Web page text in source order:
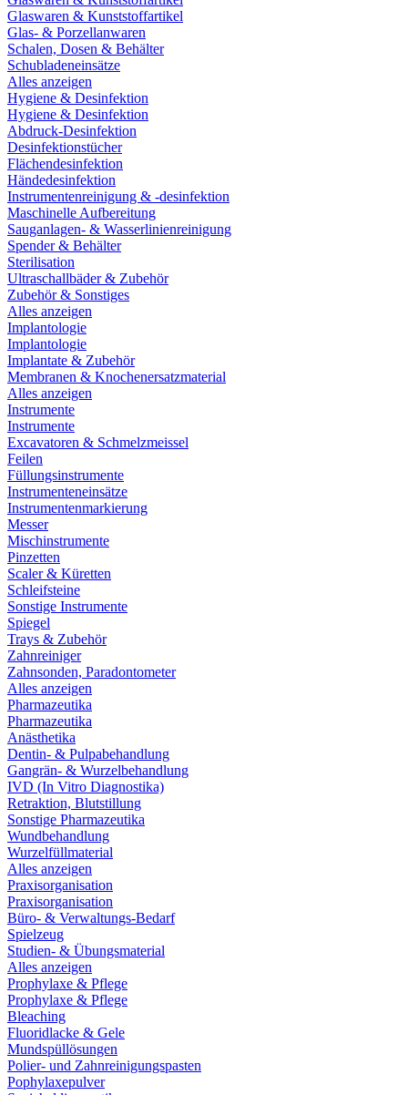
Glaswaren & Kunststoffartikel
Glas- & Porzellanwaren
Schalen, Dosen & Behälter
Schubladeneinsätze
Alles anzeigen
Hygiene & Desinfektion
Hygiene & Desinfektion
Abdruck-Desinfektion
Desinfektionstücher
Flächendesinfektion
Händedesinfektion
Instrumentenreinigung & -desinfektion
Maschinelle Aufbereitung
Sauganlagen- & Wasserlinienreinigung
Spender & Behälter
Sterilisation
Ultraschallbäder & Zubehör
Zubehör & Sonstiges
Alles anzeigen
Implantologie
Implantologie
Implantate & Zubehör
Membranen & Knochenersatzmaterial
Alles anzeigen
Instrumente
Instrumente
Excavatoren & Schmelzmeissel
Feilen
Füllungsinstrumente
Instrumenteneinsätze
Instrumentenmarkierung
Messer
Mischinstrumente
Pinzetten
Scaler & Küretten
Schleifsteine
Sonstige Instrumente
Spiegel
Trays & Zubehör
Zahnreiniger
Zahnsonden, Paradontometer
Alles anzeigen
Pharmazeutika
Pharmazeutika
Anästhetika
Dentin- & Pulpabehandlung
Gangrän- & Wurzelbehandlung
IVD (In Vitro Diagnostika)
Retraktion, Blutstillung
Sonstige Pharmazeutika
Wundbehandlung
Wurzelfüllmaterial
Alles anzeigen
Praxisorganisation
Praxisorganisation
Büro- & Verwaltungs-Bedarf
Spielzeug
Studien- & Übungsmaterial
Alles anzeigen
Prophylaxe & Pflege
Prophylaxe & Pflege
Bleaching
Fluoridlacke & Gele
Mundspüllösungen
Polier- und Zahnreinigungspasten
Pophylaxepulver